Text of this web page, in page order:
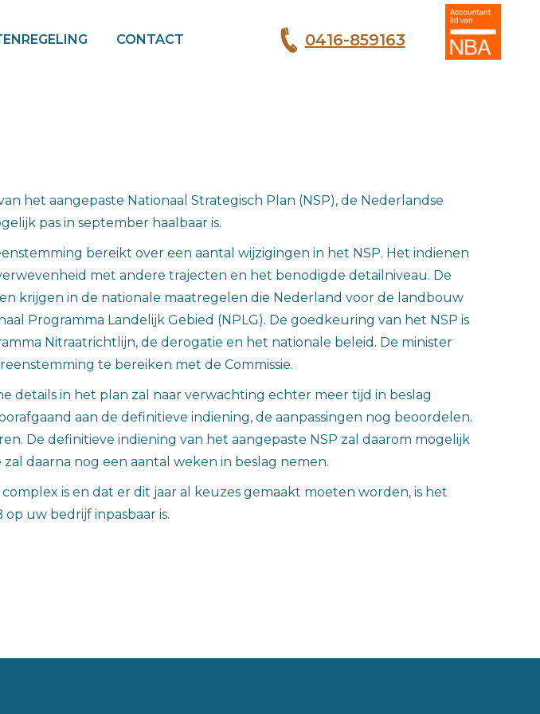
CONTACT 0416-859163
het aangepaste Nationaal Strategisch Plan (NSP), de Nederlandse
pas in september haalbaar is.
bereikt over een aantal wijzigingen in het NSP. Het indienen
met andere trajecten en het benodigde detailniveau. De
krijgen in de nationale maatregelen die Nederland voor de landbouw
Programma Landelijk Gebied (NPLG). De goedkeuring van het NSP is
Nitraatrichtlijn, de derogatie en het nationale beleid. De minister
te bereiken met de Commissie.
details in het plan zal naar verwachting echter meer tijd in beslag
aan de definitieve indiening, de aanpassingen nog beoordelen.
De definitieve indiening van het aangepaste NSP zal daarom mogelijk
daarna nog een aantal weken in beslag nemen.
is en dat er dit jaar al keuzes gemaakt moeten worden, is het
uw bedrijf inpasbaar is.